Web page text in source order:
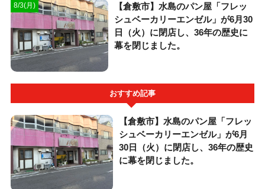
8/3(月)
【倉敷市】水島のパン屋「フレッ
シュベーカリーエンゼル」が6月30
日（火）に閉店し、36年の歴史に
幕を閉じました。
おすすめ記事
【倉敷市】水島のパン屋「フレッ
シュベーカリーエンゼル」が6月
30日（火）に閉店し、36年の歴史
に幕を閉じました。